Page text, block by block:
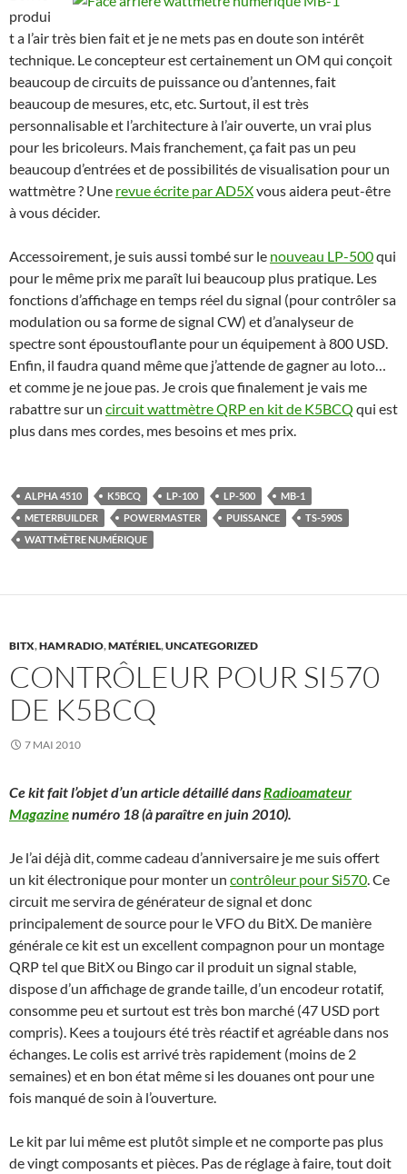
produi
t a l’air très bien fait et je ne mets pas en doute son intérêt
technique. Le concepteur est certainement un OM qui conçoit
beaucoup de circuits de puissance ou d’antennes, fait
beaucoup de mesures, etc, etc. Surtout, il est très
personnalisable et l’architecture à l’air ouverte, un vrai plus
pour les bricoleurs. Mais franchement, ça fait pas un peu
beaucoup d’entrées et de possibilités de visualisation pour un
wattmètre ? Une revue écrite par AD5Xvous aidera peut-être
à vous décider.
Accessoirement, je suis aussi tombé sur le nouveau LP-500qui
pour le même prix me paraît lui beaucoup plus pratique. Les
fonctions d’affichage en temps réel du signal (pour contrôler sa
modulation ou sa forme de signal CW) et d’analyseur de
spectre sont époustouflante pour un équipement à 800 USD.
Enfin, il faudra quand même que j’attende de gagner au loto…
et comme je ne joue pas. Je crois que finalement je vais me
rabattre sur un circuit wattmètre QRP en kit de K5BCQ qui est
plus dans mes cordes, mes besoins et mes prix.
ALPHA 4510 K5BCQ LP-100 LP-500
MB-1
METERBUILDER
POWERMASTER PUISSANCE
TS-590S
WATTMÈTRE NUMÉRIQUE
BITX,HAM RADIO,MATÉRIEL,UNCATEGORIZED
CONTRÔLEUR POUR SI570
DE K5BCQ
7 MAI 2010
Ce kit fait l’objet d’un article détaillé dansRadioamateur
Magazinenuméro 18 (à paraître en juin 2010).
Je l’ai déjà dit, comme cadeau d’anniversaire je me suis offert
un kit électronique pour monter un contrôleur pour Si570. Ce
circuit me servira de générateur de signal et donc
principalement de source pour le VFO du BitX. De manière
générale ce kit est un excellent compagnon pour un montage
QRP tel que BitX ou Bingo car il produit un signal stable,
dispose d’un affichage de grande taille, d’un encodeur rotatif,
consomme peu et surtout est très bon marché (47 USD port
compris). Kees a toujours été très réactif et agréable dans nos
échanges. Le colis est arrivé très rapidement (moins de 2
semaines) et en bon état même si les douanes ont pour une
fois manqué de soin à l’ouverture.
Le kit par lui même est plutôt simple et ne comporte pas plus
de vingt composants et pièces. Pas de réglage à faire, tout doit